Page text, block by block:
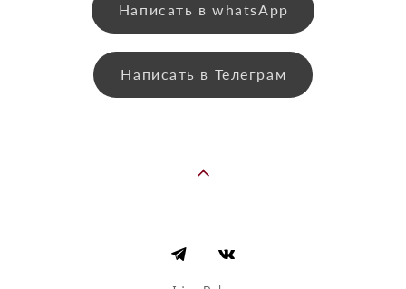
Написать в whatsApp
Написать в Телеграм